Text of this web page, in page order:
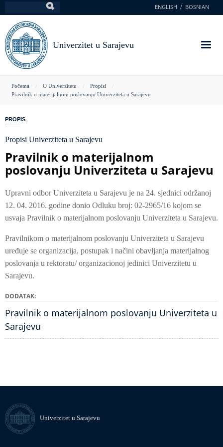
na
glavni
sadržaj
ENGLISH BOSNIAN
Univerzitet u Sarajevu
You
here
Početna O Univerzitetu
Propisi
Pravilnik o materijalnom poslovanju Univerziteta u Sarajevu
PROPIS
Propisi Univerziteta u Sarajevu
Pravilnik o materijalnom
poslovanju Univerziteta u Sarajevu
Upravni odbor Univerziteta u Sarajevu je na 24. sjednici održanoj
12. 04. 2016. godine donio Odluku broj: 02-2965/16 kojom se
usvaja Pravilnik o materijalnom poslovanju Univerziteta u Sarajevu.
Pravilnikom o materijalnom poslovanju Univerziteta u Sarajevu
uređuje se organizacija, postupak i načini obavljanja materijalnog
poslovanja u rektoratu/ organizacionoj jedinici Univerzitetu u
Sarajevu.
DODATAK
Pravilnik o materijalnom poslovanju Univerziteta u
Sarajevu
Univerzitet u Sarajevu